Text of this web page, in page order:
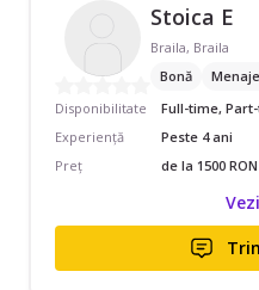
Stoica E
Braila, Braila
Bonă
Disponibilitate
Full-time,
Experiență
Peste 4 ani
Preț
de la 1500